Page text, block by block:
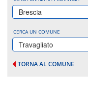
Brescia
CERCA UN COMUNE
Travagliato
TORNA AL COMUNE